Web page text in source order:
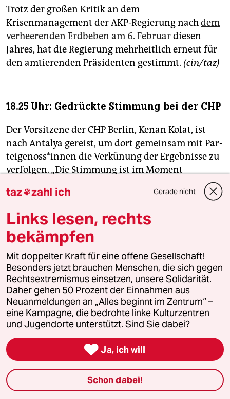
Trotz der großen Kritik an dem
Krisenmanagement der AKP-Regierung nachdem
verheerenden Erdbeben am 6. Februardiesen
Jahres, hat die Regierung mehrheitlich erneut für
den amtierenden Präsidenten gestimmt. (cin/taz)
18.25 Uhr: Gedrückte Stimmung bei der CHP
Der Vorsitzene der CHP Berlin, Kenan Kolat, ist
nach Antalya gereist, um dort gemeinsam mit Par­
tei­ge­nos­s*in­nen die Verkünung der Ergebnisse zu
verfolgen. „Die Stimmung ist im Moment
Bekanntgabe der aktuellen Auszählungsstände,
die Erdogan vorn sehen.
(tb/taz)
18.25 Uhr: Erdoğans Vorsprung wächst laut
Oppositionsmedien
Recep Tayyip Erdoğan scheint sein Amt
verteidigen zu können. Auch die
Oppositionsmedien sehen ihn nun in
wachsendem Maße vorn. Aktuell kommt er hier
auf 52,4 Prozent, Kılıçdaroğlu nur noch bei 48,6
Prozent.
taz zahl ich Gerade nicht
Links lesen, rechts
bekämpfen
Mit doppelter Kraft für eine offene Gesellschaft!
Besonders jetzt brauchen Menschen, die sich gegen
Rechtsextremismus einsetzen, unsere Solidarität.
Daher gehen 50 Prozent der Einnahmen aus
Neuanmeldungen an „Alles beginnt im Zentrum“ –
eine Kampagne, die bedrohte linke Kulturzentren
und Jugendorte unterstützt. Sind Sie dabei?
 Ja, ich will
Schon dabei!